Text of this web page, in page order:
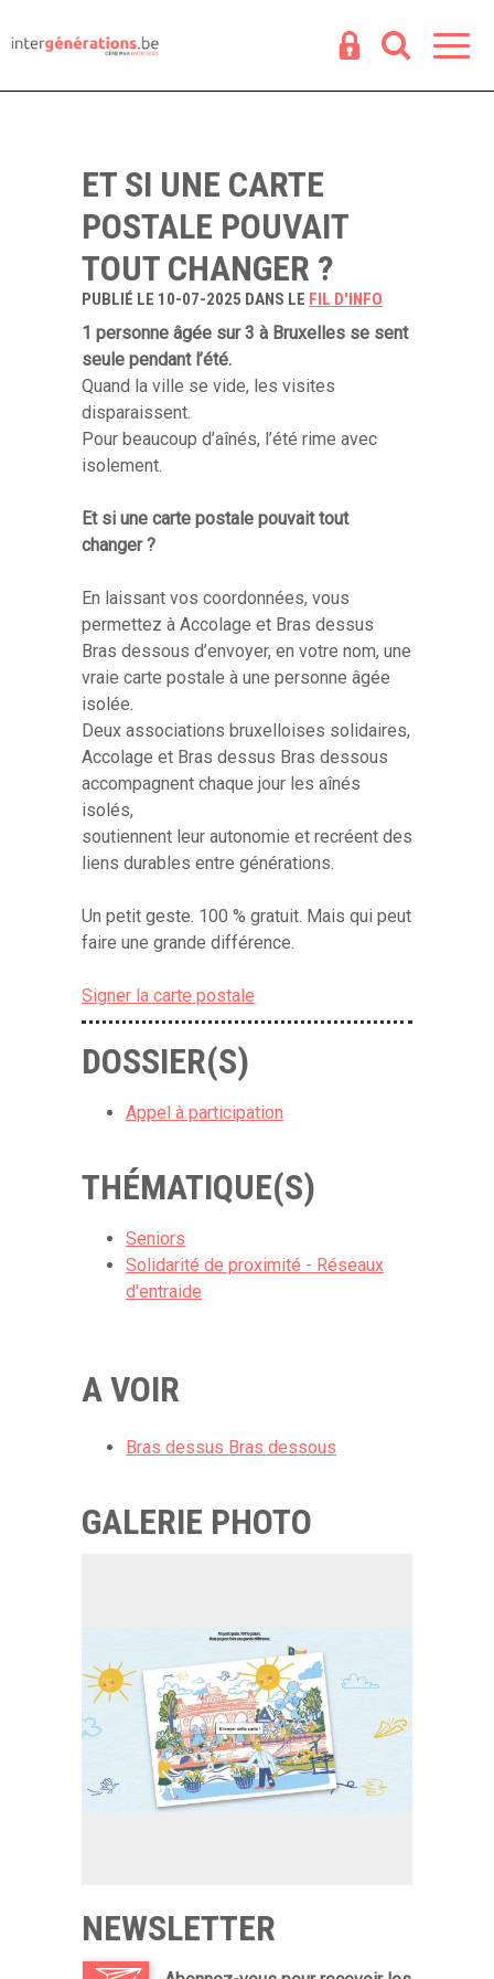
ET SI UNE CARTE
POSTALE POUVAIT
TOUT CHANGER ?
PUBLIÉ LE 10-07-2025 DANS LE FIL D'INFO
1 personne âgée sur 3 à Bruxelles se sent
seule pendant l’été.
Quand la ville se vide, les visites
disparaissent.
Pour beaucoup d’aînés, l’été rime avec
isolement.
Et si une carte postale pouvait tout
changer ?
En laissant vos coordonnées, vous
permettez à Accolage et Bras dessus
Bras dessous d’envoyer, en votre nom, une
vraie carte postale à une personne âgée
isolée.
Deux associations bruxelloises solidaires,
Accolage et Bras dessus Bras dessous
accompagnent chaque jour les aînés
isolés,
soutiennent leur autonomie et recréent des
liens durables entre générations.
Un petit geste. 100 % gratuit. Mais qui peut
faire une grande différence.
Signer la carte postale
DOSSIER(S)
Appel à participation
THÉMATIQUE(S)
Seniors
Solidarité de proximité - Réseaux
d'entraide
A VOIR
Bras dessus Bras dessous
GALERIE PHOTO
NEWSLETTER